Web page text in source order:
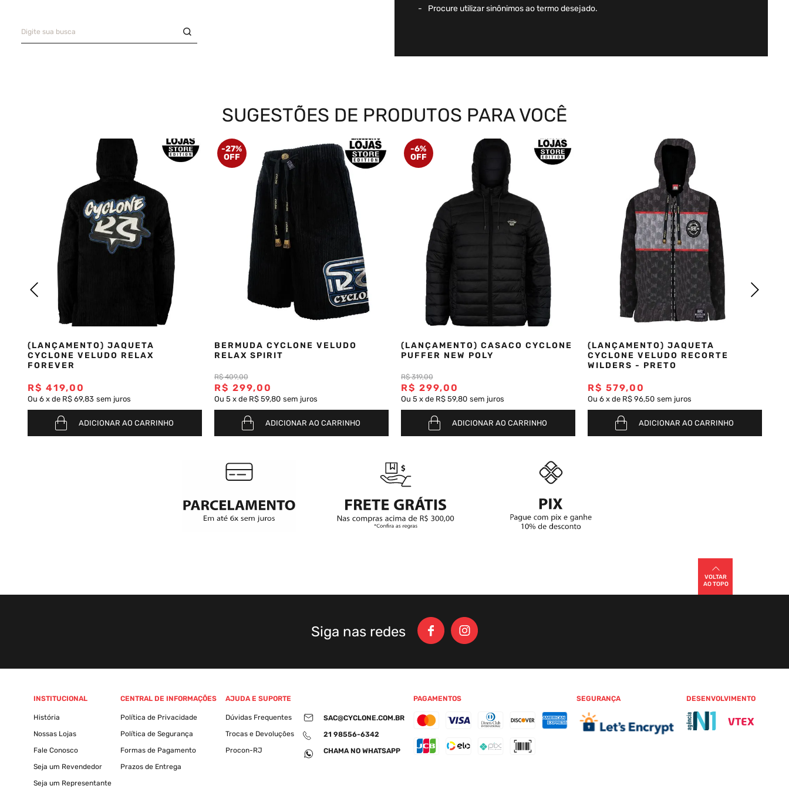
Procure utilizar sinônimos ao termo desejado.
SUGESTÕES DE PRODUTOS PARA VOCÊ
(LANÇAMENTO) JAQUETA
CYCLONE VELUDO RELAX
FOREVER
R$ 419,00
Ou 6 xde R$ 69,83 sem juros
ADICIONAR AO CARRINHO
-27%
BERMUDA CYCLONE VELUDO
RELAX SPIRIT
R$ 409,00
R$ 299,00
Ou 5 xde R$ 59,80 sem juros
ADICIONAR AO CARRINHO
-6%
(LANÇAMENTO) CASACO CYCLONE
PUFFER NEW POLY
R$ 319,00
R$ 299,00
Ou 5 xde R$ 59,80 sem juros
ADICIONAR AO CARRINHO
(LANÇAMENTO) JAQUETA
CYCLONE VELUDO RECORTE
WILDERS - PRETO
R$ 579,00
Ou 6 xde R$ 96,50 sem juros
ADICIONAR AO CARRINHO
VOLTAR
AO TOPO
Siga nas redes
INSTITUCIONAL
História
Nossas Lojas
Fale Conosco
Seja um Revendedor
Seja um Representante
CENTRAL DE INFORMAÇÕES
Política de Privacidade
Política de Segurança
Formas de Pagamento
Prazos de Entrega
AJUDA E SUPORTE
Dúvidas Frequentes
Trocas e Devoluções
Procon-RJ
SAC@CYCLONE.COM.BR
21 98556-6342
CHAMA NO WHATSAPP
PAGAMENTOS SEGURANÇA DESENVOLVIMENTO
10º
Camiseta
Jaqueta Veludo
Calça
Recorte
Casaco
Saia
10 Camiseta